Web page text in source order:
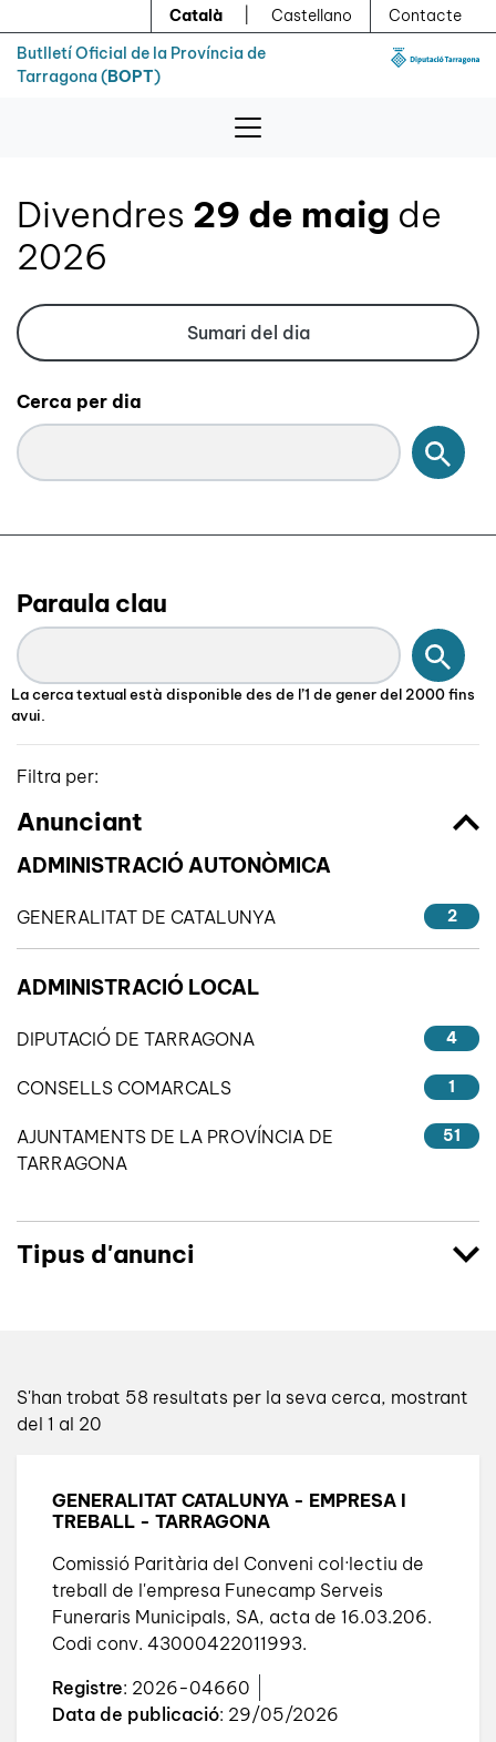
Català Castellano
Contacte
Butlletí Oficial de la Província de
Tarragona (BOPT)
Divendres 29 de maig de
2026
Sumari del dia
Cerca per dia
Paraula clau
La cerca textual està disponible des de l’1 de gener del 2000 fins
avui.
Filtra per:
Anunciant
ADMINISTRACIÓ AUTONÒMICA
GENERALITAT DE CATALUNYA 2
ADMINISTRACIÓ LOCAL
DIPUTACIÓ DE TARRAGONA 4
CONSELLS COMARCALS 1
AJUNTAMENTS DE LA PROVÍNCIA DE
TARRAGONA
51
Tipus d'anunci
S'han trobat 58 resultats per la seva cerca, mostrant
del 1 al 20
GENERALITAT CATALUNYA - EMPRESA I
TREBALL - TARRAGONA
Comissió Paritària del Conveni col·lectiu de
treball de l'empresa Funecamp Serveis
Funeraris Municipals, SA, acta de 16.03.206.
Codi conv. 43000422011993.
Registre: 2026-04660
Data de publicació: 29/05/2026